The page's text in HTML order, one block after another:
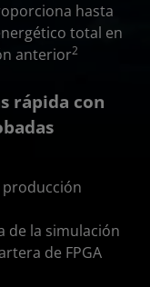
hasta
total en
anterior2
rápida con
producción
de la simulación
de FPGA